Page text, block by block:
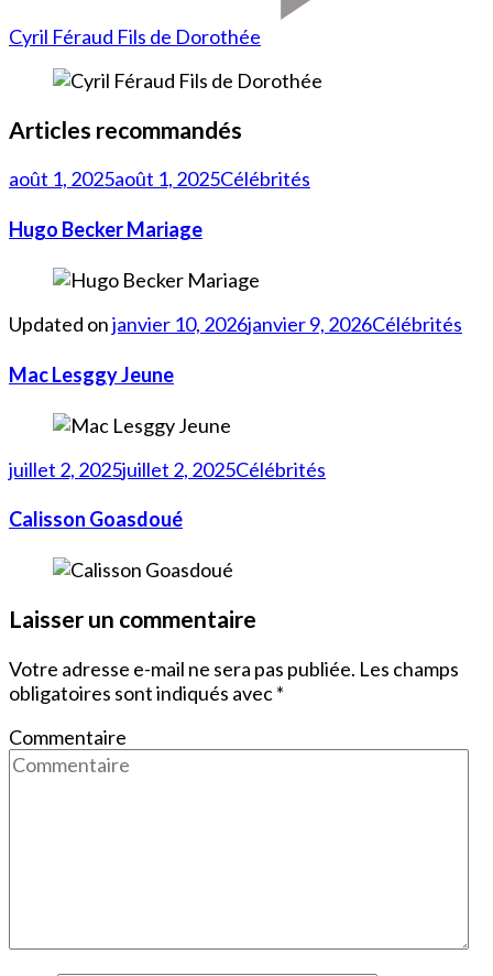
Cyril Féraud Fils de Dorothée
Articles recommandés
août 1, 2025août 1, 2025Célébrités
Hugo Becker Mariage
Updated onjanvier 10, 2026janvier 9, 2026Célébrités
Mac Lesggy Jeune
juillet 2, 2025juillet 2, 2025Célébrités
Calisson Goasdoué
Laisser un commentaire
Votre adresse e-mail ne sera pas publiée. Les champs
obligatoires sont indiqués avec*
Commentaire